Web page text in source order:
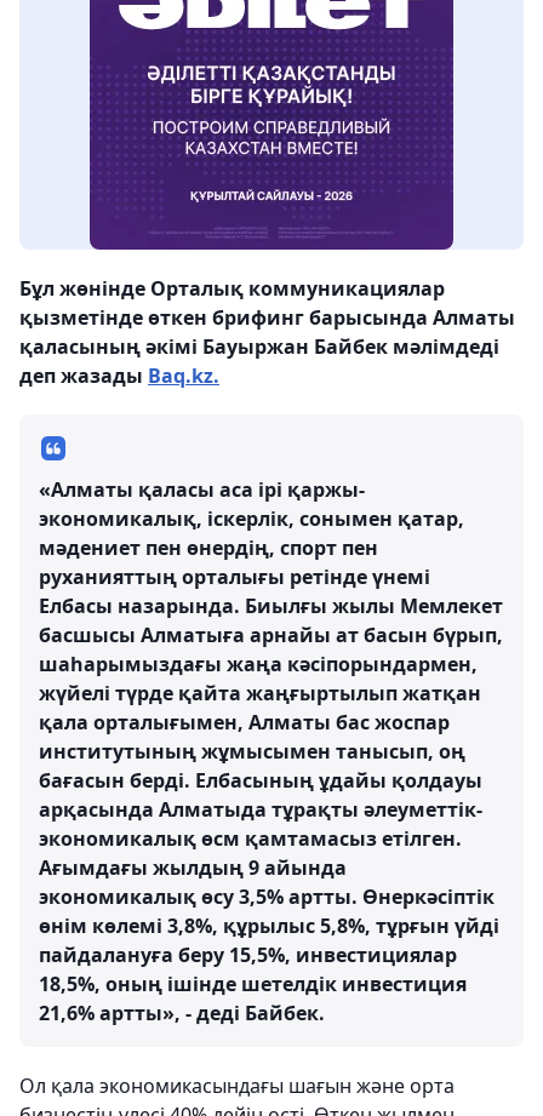
Бұл жөнінде Орталық коммуникациялар
қызметінде өткен брифинг барысында Алматы
қаласының әкімі Бауыржан Байбек мәлімдеді
деп жазады Baq.kz.
«Алматы қаласы аса ірі қаржы-
экономикалық, іскерлік, сонымен қатар,
мәдениет пен өнердің, спорт пен
руханияттың орталығы ретінде үнемі
Елбасы назарында. Биылғы жылы Мемлекет
басшысы Алматыға арнайы ат басын бүрып,
шаһарымыздағы жаңа кәсіпорындармен,
жүйелі түрде қайта жаңғыртылып жатқан
қала орталығымен, Алматы бас жоспар
институтының жұмысымен танысып, оң
бағасын берді. Елбасының ұдайы қолдауы
арқасында Алматыда тұрақты әлеуметтік-
экономикалық өсм қамтамасыз етілген.
Ағымдағы жылдың 9 айында
экономикалық өсу 3,5% артты. Өнеркәсіптік
өнім көлемі 3,8%, құрылыс 5,8%, тұрғын үйді
пайдалануға беру 15,5%, инвестициялар
18,5%, оның ішінде шетелдік инвестиция
21,6% артты», - деді Байбек.
Ол қала экономикасындағы шағын және орта